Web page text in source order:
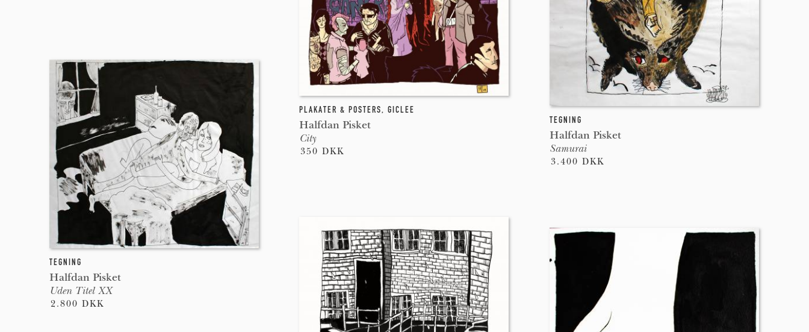
PLAKATER & POSTERS, GICLEE
Halfdan Pisket
City
350 DKK
TEGNING
Halfdan Pisket
Samurai
3.400 DKK
TEGNING
Halfdan Pisket
Uden Titel XX
2.800 DKK